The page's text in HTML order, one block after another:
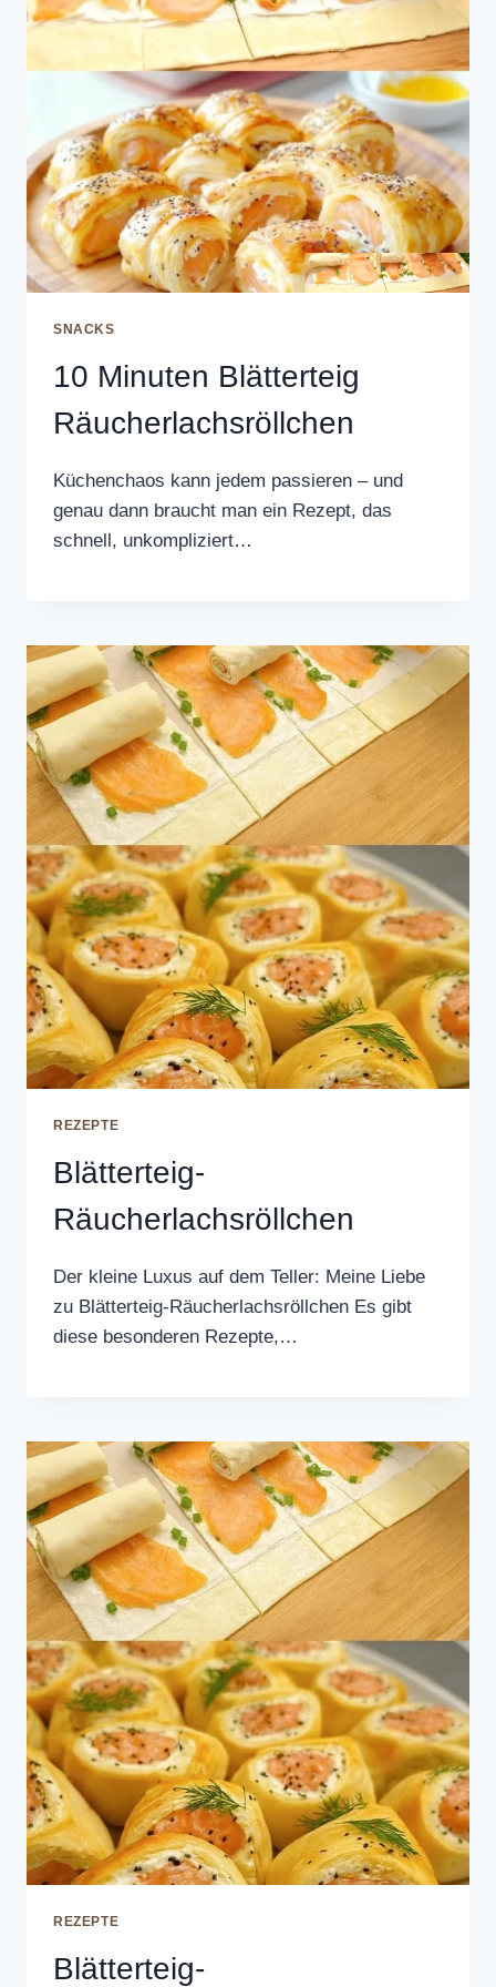
SNACKS
10 Minuten Blätterteig
Räucherlachsröllchen
Küchenchaos kann jedem passieren – und
genau dann braucht man ein Rezept, das
schnell, unkompliziert…
REZEPTE
Blätterteig-
Räucherlachsröllchen
Der kleine Luxus auf dem Teller: Meine Liebe
zu Blätterteig-Räucherlachsröllchen Es gibt
diese besonderen Rezepte,…
REZEPTE
Blätterteig-